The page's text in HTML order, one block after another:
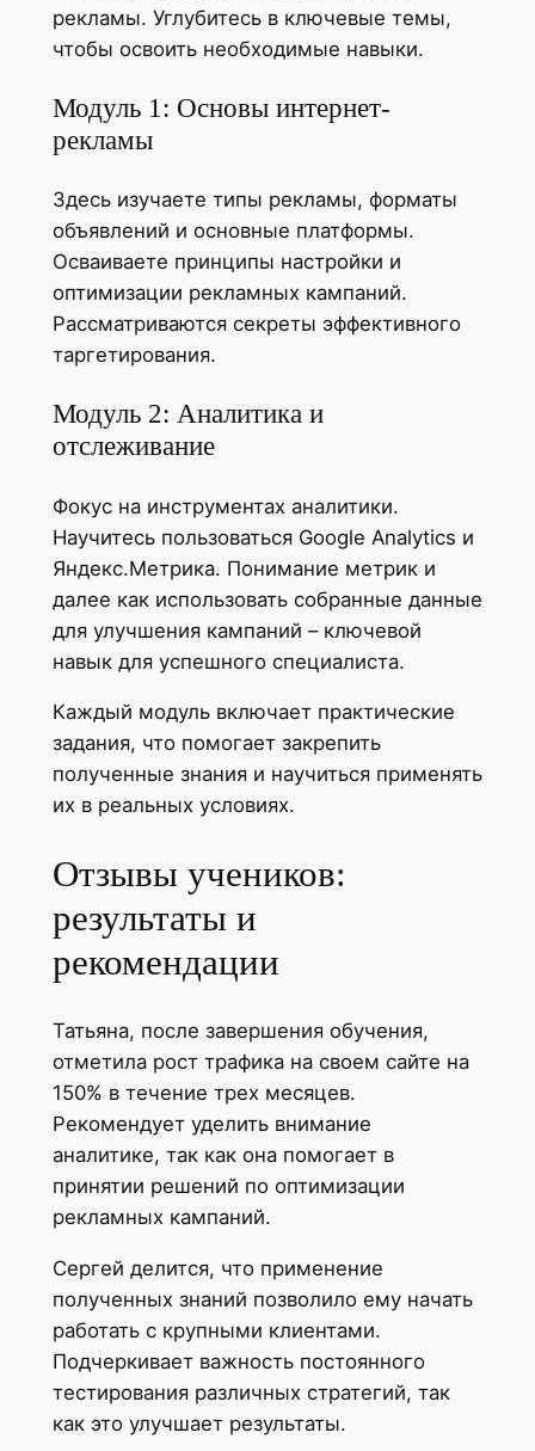
рекламы. Углубитесь в ключевые темы,
чтобы освоить необходимые навыки.
Модуль 1: Основы интернет-
рекламы
Здесь изучаете типы рекламы, форматы
объявлений и основные платформы.
Осваиваете принципы настройки и
оптимизации рекламных кампаний.
Рассматриваются секреты эффективного
таргетирования.
Модуль 2: Аналитика и
отслеживание
Фокус на инструментах аналитики.
Научитесь пользоваться Google Analytics и
Яндекс.Метрика. Понимание метрик и
далее как использовать собранные данные
для улучшения кампаний – ключевой
навык для успешного специалиста.
Каждый модуль включает практические
задания, что помогает закрепить
полученные знания и научиться применять
их в реальных условиях.
Отзывы учеников:
результаты и
рекомендации
Татьяна, после завершения обучения,
отметила рост трафика на своем сайте на
150% в течение трех месяцев.
Рекомендует уделить внимание
аналитике, так как она помогает в
принятии решений по оптимизации
рекламных кампаний.
Сергей делится, что применение
полученных знаний позволило ему начать
работать с крупными клиентами.
Подчеркивает важность постоянного
тестирования различных стратегий, так
как это улучшает результаты.